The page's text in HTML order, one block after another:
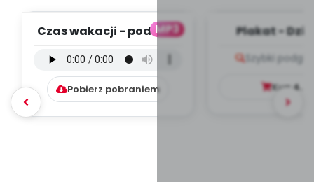
MP3
Czas wakacji - podkład
Pobierz pobraniem
Plakat -
Szybki
Kup